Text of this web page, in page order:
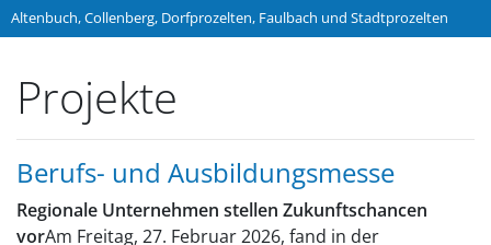
Altenbuch, Collenberg, Dorfprozelten, Faulbach und Stadtprozelten
Projekte
Berufs- und Ausbildungsmesse
Regionale Unternehmen stellen Zukunftschancen
vorAm Freitag, 27. Februar 2026, fand in der